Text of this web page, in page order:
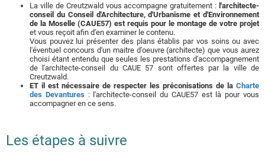
La ville de Creutzwald vous accompagne gratuitement : l'architecte-
conseil du Conseil d'Architecture, d'Urbanisme et d'Environnement
de la Moselle (CAUE57) est requis pour le montage de votre projet
et vous reçoit afin d'en examiner le contenu.
Vous pouvez lui présenter des plans établis par vos soins ou avec
l'éventuel concours d'un maitre d'oeuvre (architecte) que vous aurez
choisi étant entendu que seules les prestations d'accompagnement
de l'architecte-conseil du CAUE 57 sont offertes par la ville de
Creutzwald.
ET il est nécessaire de respecter les préconisations de la Charte
des Devantures : l'architecte-conseil du CAUE57 est là pour vous
accompagner en ce sens.
Les étapes à suivre